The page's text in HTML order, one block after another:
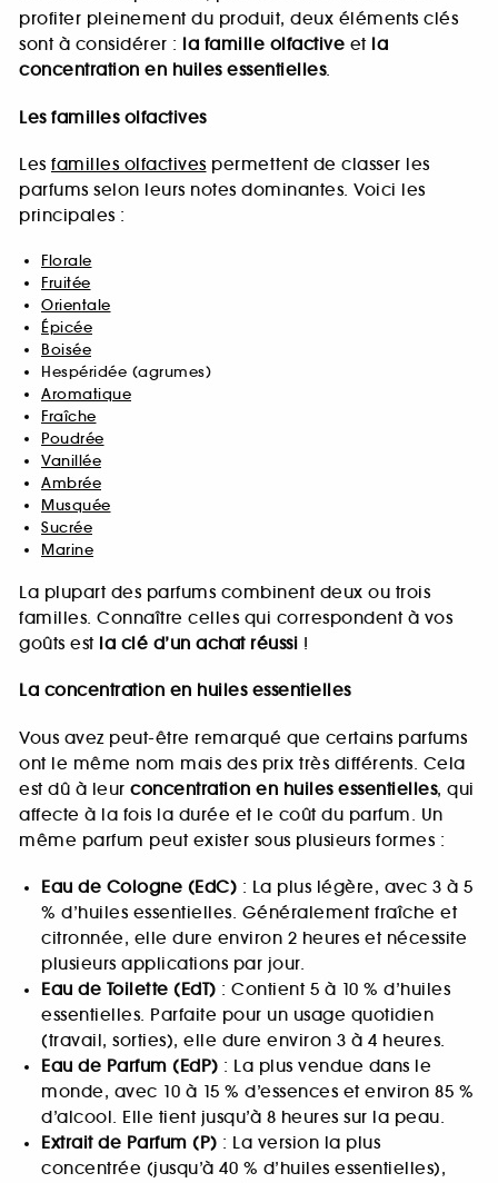
profiter pleinement du produit, deux éléments clés
sont à considérer : la famille olfactive et la
concentration en huiles essentielles.
Les familles olfactives
Les familles olfactives permettent de classer les
parfums selon leurs notes dominantes. Voici les
principales :
Florale
Fruitée
Orientale
Épicée
Boisée
Hespéridée (agrumes)
Aromatique
Fraîche
Poudrée
Vanillée
Ambrée
Musquée
Sucrée
Marine
La plupart des parfums combinent deux ou trois
familles. Connaître celles qui correspondent à vos
goûts est la clé d’un achat réussi !
La concentration en huiles essentielles
Vous avez peut-être remarqué que certains parfums
ont le même nom mais des prix très différents. Cela
est dû à leur concentration en huiles essentielles, qui
affecte à la fois la durée et le coût du parfum. Un
même parfum peut exister sous plusieurs formes :
Eau de Cologne (EdC) : La plus légère, avec 3 à 5
% d’huiles essentielles. Généralement fraîche et
citronnée, elle dure environ 2 heures et nécessite
plusieurs applications par jour.
Eau de Toilette (EdT) : Contient 5 à 10 % d’huiles
essentielles. Parfaite pour un usage quotidien
(travail, sorties), elle dure environ 3 à 4 heures.
Eau de Parfum (EdP) : La plus vendue dans le
monde, avec 10 à 15 % d’essences et environ 85 %
d’alcool. Elle tient jusqu’à 8 heures sur la peau.
Extrait de Parfum (P) : La version la plus
concentrée (jusqu’à 40 % d’huiles essentielles),